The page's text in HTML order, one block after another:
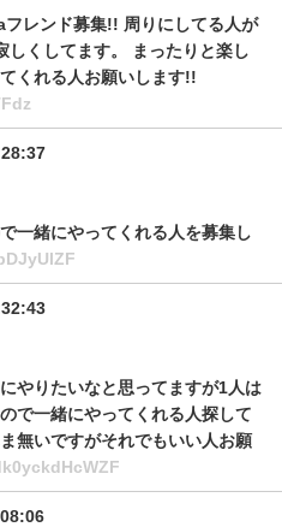
レンド募集!! 周りにしてる人が
しくしてます。 まったりと楽し
くれる人お願いします!!
一緒にやってくれる人を募集し
やりたいなと思ってますが1人は
で一緒にやってくれる人探して
無いですがそれでもいい人お願